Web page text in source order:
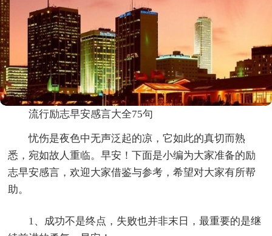
流行励志早安感言大全75句
忧伤是夜色中无声泛起的凉，它如此的真切而熟
悉，宛如故人重临。早安！下面是小编为大家准备的励
志早安感言，欢迎大家借鉴与参考，希望对大家有所帮
助。
1、成功不是终点，失败也并非末日，最重要的是继